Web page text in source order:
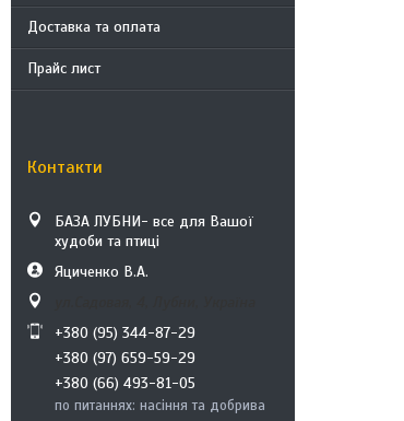
Доставка та оплата
Прайс лист
Контакти
БАЗА ЛУБНИ- все для Вашої
худоби та птиці
Яциченко В.А.
+380 (95) 344-87-29
+380 (97) 659-59-29
+380 (66) 493-81-05
по питаннях: насіння та добрива